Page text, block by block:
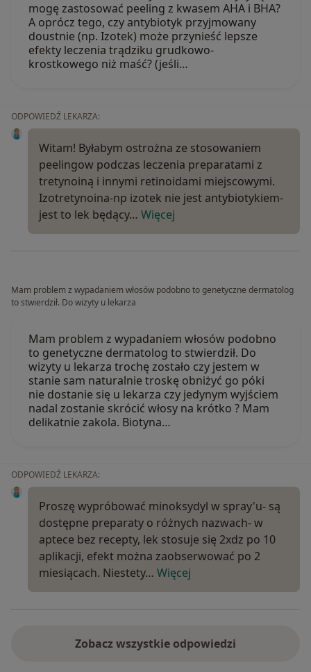
mogę zastosować peeling z kwasem AHA i BHA?
A oprócz tego, czy antybiotyk przyjmowany
doustnie (np. Izotek) może przynieść lepsze
efekty leczenia trądziku grudkowo-
krostkowego niż maść? (jeśli…
ODPOWIEDŹ LEKARZA:
Witam! Byłabym ostrożna ze stosowaniem
peelingow podczas leczenia preparatami z
tretynoiną i innymi retinoidami miejscowymi.
Izotretynoina-np izotek nie jest antybiotykiem-
jest to lek będący… Więcej
Mam problem z wypadaniem włosów podobno to genetyczne dermatolog
to stwierdził. Do wizyty u lekarza
Mam problem z wypadaniem włosów podobno
to genetyczne dermatolog to stwierdził. Do
wizyty u lekarza trochę zostało czy jestem w
stanie sam naturalnie troskę obniżyć go póki
nie dostanie się u lekarza czy jedynym wyjściem
nadal zostanie skrócić włosy na krótko ? Mam
delikatnie zakola. Biotyna…
ODPOWIEDŹ LEKARZA:
Proszę wypróbować minoksydyl w spray'u- są
dostępne preparaty o różnych nazwach- w
aptece bez recepty, lek stosuje się 2xdz po 10
aplikacji, efekt można zaobserwować po 2
miesiącach. Niestety… Więcej
Zobacz wszystkie odpowiedzi